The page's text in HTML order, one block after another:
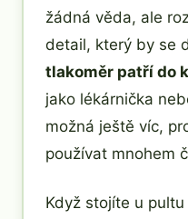
žádná věda, ale
detail, který by se
tlakoměr patří do
jako lékárnička
možná ještě víc,
používat mnohem
Když stojíte u